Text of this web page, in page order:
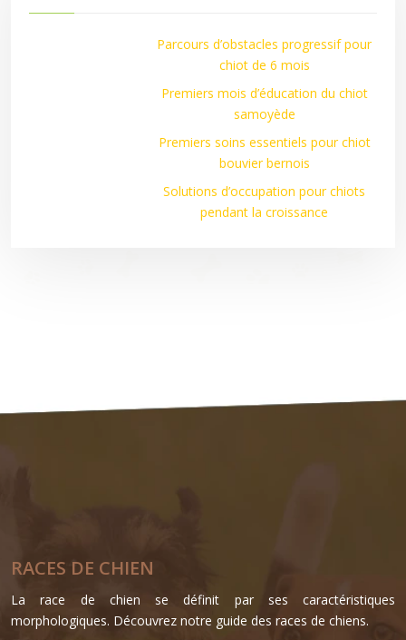
Parcours d’obstacles progressif pour
chiot de 6 mois
Premiers mois d’éducation du chiot
samoyède
Premiers soins essentiels pour chiot
bouvier bernois
Solutions d’occupation pour chiots
pendant la croissance
RACES DE CHIEN
La race de chien se définit par ses caractéristiques
morphologiques. Découvrez notre guide des races de chiens.